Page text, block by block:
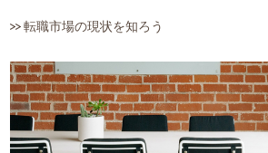
転職市場の現状を知ろう